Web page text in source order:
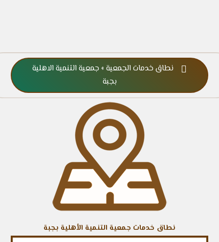

نطاق خدمات الجمعية » جمعية التنمية الاهلية
بجبة
نطاق خدمات جمعية التنمية الأهلية بجبة